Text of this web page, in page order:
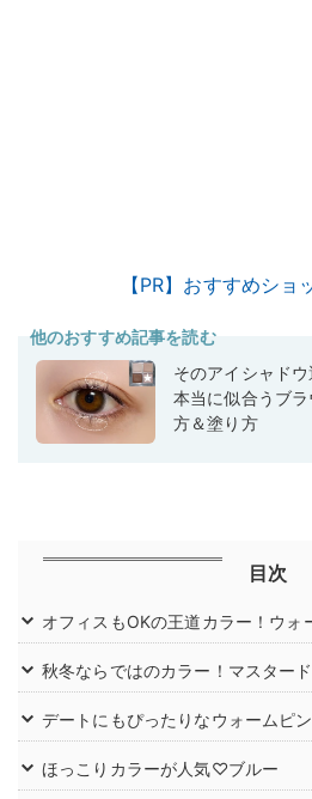
【PR】おすすめショ
他のおすすめ記事を読む
そのアイシャド
本当に似合うブ
方＆塗り方
目次
オフィスもOKの王道カラー！ウォ
秋冬ならではのカラー！マスター
デートにもぴったりなウォームピ
ほっこりカラーが人気♡ブルー